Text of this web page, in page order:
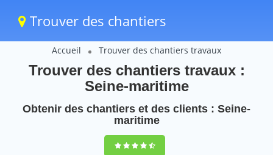
Trouver des chantiers
Accueil Trouver des chantiers travaux
Trouver des chantiers travaux :
Seine-maritime
Obtenir des chantiers et des clients : Seine-
maritime